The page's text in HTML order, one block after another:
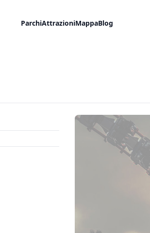
ParchiAttrazioniMappaBlog